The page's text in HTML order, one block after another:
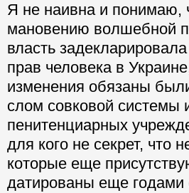
Я не наивна и понимаю,
мановению волшебной
власть
прав человека в
изменения обязаны
слом совковой системы
пенитенциарных
для кого не секрет, что
которые еще
датированы еще годами